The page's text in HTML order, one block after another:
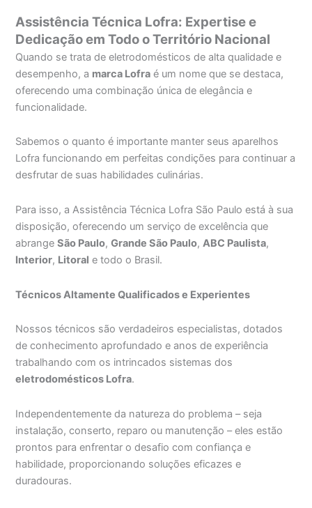
Assistência Técnica Lofra: Expertise e
Dedicação em Todo o Território Nacional
Quando se trata de eletrodomésticos de alta qualidade e
desempenho, a marca Lofra é um nome que se destaca,
oferecendo uma combinação única de elegância e
funcionalidade.
Sabemos o quanto é importante manter seus aparelhos
Lofra funcionando em perfeitas condições para continuar a
desfrutar de suas habilidades culinárias.
Para isso, a Assistência Técnica Lofra São Paulo está à sua
disposição, oferecendo um serviço de excelência que
abrangeSão Paulo,Grande São Paulo,ABC Paulista,
Interior, Litoral e todo o Brasil.
Técnicos Altamente Qualificados e Experientes
Nossos técnicos são verdadeiros especialistas, dotados
de conhecimento aprofundado e anos de experiência
trabalhando com os intrincados sistemas dos
eletrodomésticos Lofra.
Independentemente da natureza do problema – seja
instalação, conserto, reparo ou manutenção – eles estão
prontos para enfrentar o desafio com confiança e
habilidade, proporcionando soluções eficazes e
duradouras.